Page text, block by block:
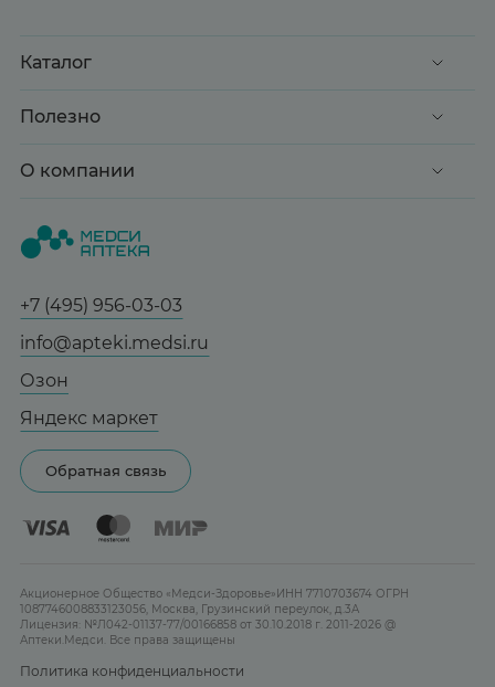
Каталог
Акции
Здоровье
Медицинские товары
Мама и малыш
Тревога и стресс
Здоровый сон
Женская гигиена
Бренды
Полезно
Доставка и оплата
Статьи и новости
Справочник болезней
Гарантии
Сотрудничество
Реклама на сайте
Карта сайта
О компании
Все аптеки
Отзывы
Лицензия
+7 (495) 956-03-03
info@apteki.medsi.ru
Озон
Яндекс маркет
Обратная связь
Акционерное Общество «Медси-Здоровье»ИНН 7710703674 ОГРН
1087746008833123056, Москва, Грузинский переулок, д.3А
Лицензия: №Л042-01137-77/00166858 от 30.10.2018 г. 2011-2026 @
Аптеки.Медси. Все права защищены
Политика конфиденциальности